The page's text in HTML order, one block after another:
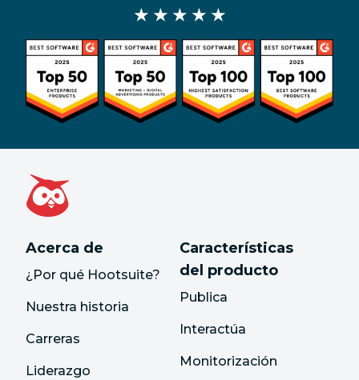
★ ★ ★ ★ ★
Acerca de
¿Por qué Hootsuite?
Nuestra historia
Carreras
Liderazgo
Características
del producto
Publica
Interactúa
Monitorización